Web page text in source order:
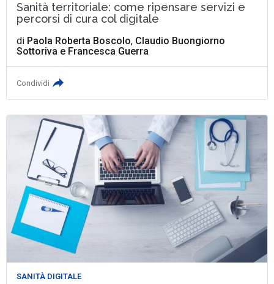
Sanità territoriale: come ripensare servizi e
percorsi di cura col digitale
di Paola Roberta Boscolo, Claudio Buongiorno
Sottoriva e Francesca Guerra
Condividi
SANITÀ DIGITALE